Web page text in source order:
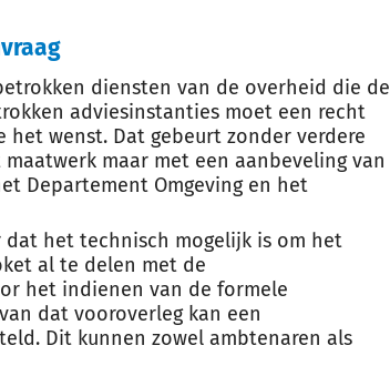
diensten van de overheid die de
adviesinstanties moet een recht
wenst. Dat gebeurt zonder verdere
maar met een aanbeveling van
Departement Omgeving en het
het technisch mogelijk is om het
al te delen met de
het indienen van de formele
dat vooroverleg kan een
Dit kunnen zowel ambtenaren als